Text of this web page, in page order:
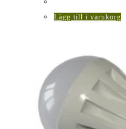
Lägg till i varukorg